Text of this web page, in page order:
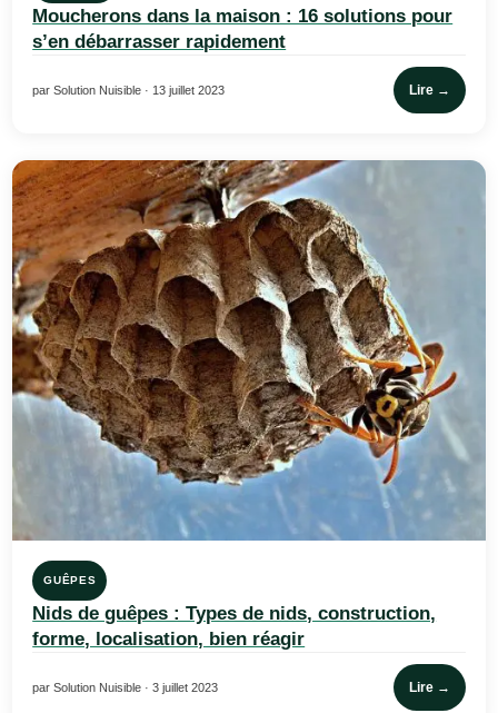
Moucherons dans la maison : 16 solutions pour
s’en débarrasser rapidement
par Solution Nuisible · 13 juillet 2023 Lire →
GUÊPES
Nids de guêpes : Types de nids, construction,
forme, localisation, bien réagir
par Solution Nuisible · 3 juillet 2023 Lire →